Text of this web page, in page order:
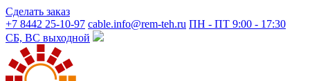
Сделать заказ
+7 8442 25-10-97 cable.info@rem-teh.ru ПН - ПТ 9:00 - 17:30
СБ, ВС выходной